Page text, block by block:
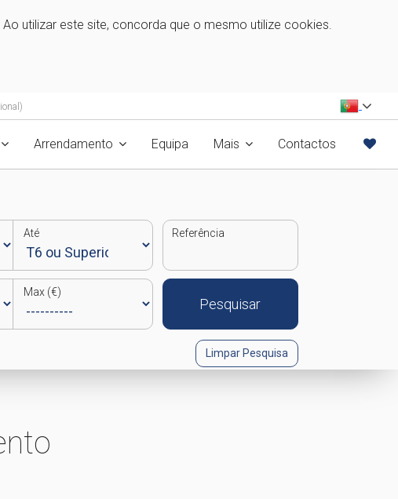
utilizar este site, concorda que o mesmo utilize cookies.
Arrendamento Equipa Mais Contactos
Até Referência
Max (€)
Pesquisar
Limpar Pesquisa